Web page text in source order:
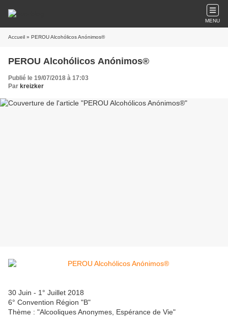
MENU
Accueil » PEROU Alcohólicos Anónimos®
PEROU Alcohólicos Anónimos®
Publié le 19/07/2018 à 17:03
Par kreizker
30 Juin - 1° Juillet 2018
6° Convention Région "B"
Thème : "Alcooliques Anonymes, Espérance de Vie"